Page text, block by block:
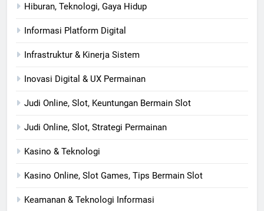
Hiburan, Teknologi, Gaya Hidup
Informasi Platform Digital
Infrastruktur & Kinerja Sistem
Inovasi Digital & UX Permainan
Judi Online, Slot, Keuntungan Bermain Slot
Judi Online, Slot, Strategi Permainan
Kasino & Teknologi
Kasino Online, Slot Games, Tips Bermain Slot
Keamanan & Teknologi Informasi